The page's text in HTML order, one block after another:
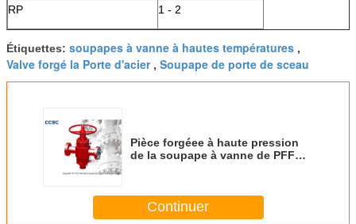
RP
1 - 2
Étiquettes: soupapes à vanne à hautes températures ,
Valve forgé la Porte d'acier, Soupape de porte de sceau
Pièce forgéee à haute pression
de la soupape à vanne de PFF
Continuer